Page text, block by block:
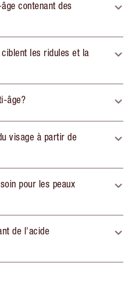
contenant des
les ridules et la
âge?
visage à partir de
pour les peaux
de l'acide